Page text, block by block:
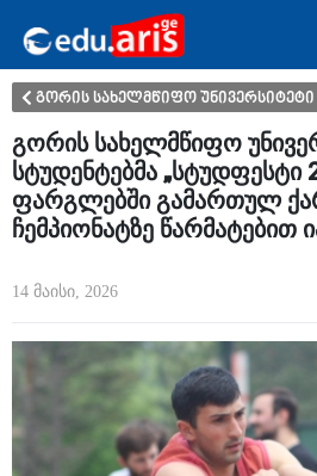
განათლება
გორის სახელმწიფო უნივერსიტეტი
გორის სახელმწიფო
სტუდენტებმა „სტუდფესტი
ფარგლებში გამართულ
ჩემპიონატზე წარმატებით
14 მაისი, 2026